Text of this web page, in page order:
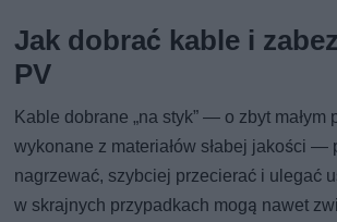
Jak dobrać kable i
PV
Kable dobrane „na styk” — o zbyt małym
wykonane z materiałów słabej jakości —
nagrzewać, szybciej przecierać i ulegać
w skrajnych przypadkach mogą nawet